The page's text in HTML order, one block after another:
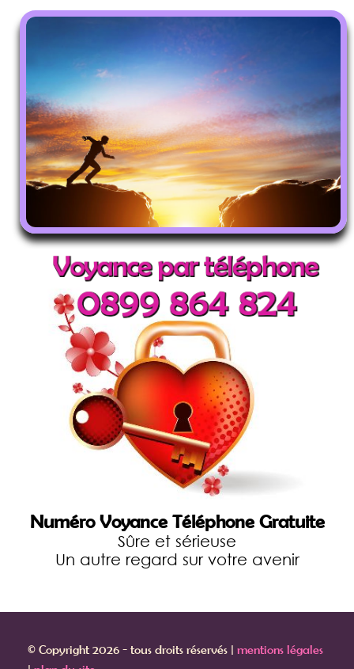
NuméroVoyance Téléphone Gratuite
Sûre et sérieuse
Un autre regard sur votre avenir
© Copyright 2026 - tous droits réservés | mentions légales